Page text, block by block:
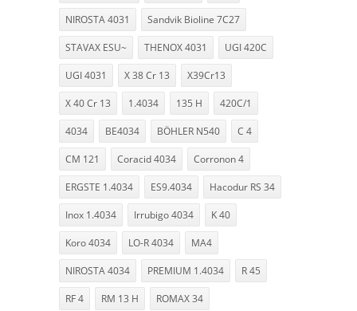
NIROSTA 4031 Sandvik Bioline 7C27
STAVAX ESU~ THENOX 4031 UGI 420C
UGI 4031 X 38 Cr 13 X39Cr13
X 40 Cr 13 1.4034 135 H 420C/1
4034 BE4034 BÖHLER N540 C 4
CM 121 Coracid 4034 Corronon 4
ERGSTE 1.4034 ES9.4034 Hacodur RS 34
Inox 1.4034 Irrubigo 4034 K 40
Koro 4034 LO-R 4034 MA4
NIROSTA 4034 PREMIUM 1.4034 R 45
RF 4 RM 13 H ROMAX 34